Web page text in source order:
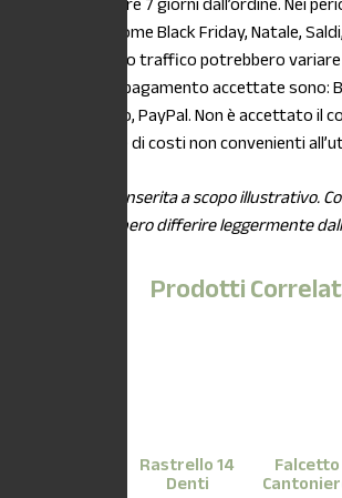
stagionalità, come Black Friday, Natale,
causa di intenso traffico potrebbero
Le modalità di pagamento accettate sono:
Carta di credito, PayPal. Non è accettato il
maggiorazione di costi non convenienti
*L’immagine è inserita a scopo illustrativo.
piante potrebbero differire leggermente
Prodotti
Rastrello 14
Denti
Falcetto